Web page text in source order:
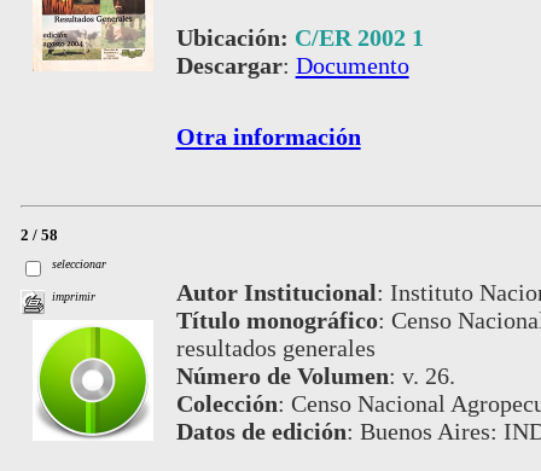
Ubicación: C/ER 2002 1
Descargar: Documento
Otra información
2 / 58
seleccionar
imprimir Autor Institucional: Instituto
Título monográfico: Censo
resultados generales
Número de Volumen: v. 26.
Colección: Censo Nacional
Datos de edición: Buenos Aires: